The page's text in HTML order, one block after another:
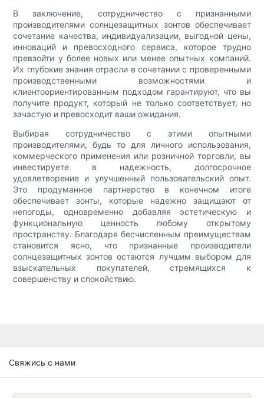
В заключение, сотрудничество с признанными
производителями солнцезащитных зонтов обеспечивает
сочетание качества, индивидуализации, выгодной цены,
инноваций и превосходного сервиса, которое трудно
превзойти у более новых или менее опытных компаний.
Их глубокие знания отрасли в сочетании с проверенными
производственными возможностями и
клиентоориентированным подходом гарантируют, что вы
получите продукт, который не только соответствует, но
зачастую и превосходит ваши ожидания.
Выбирая сотрудничество с этими опытными
производителями, будь то для личного использования,
коммерческого применения или розничной торговли, вы
инвестируете в надежность, долгосрочное
удовлетворение и улучшенный пользовательский опыт.
Это продуманное партнерство в конечном итоге
обеспечивает зонты, которые надежно защищают от
непогоды, одновременно добавляя эстетическую и
функциональную ценность любому открытому
пространству. Благодаря бесчисленным преимуществам
становится ясно, что признанные производители
солнцезащитных зонтов остаются лучшим выбором для
взыскательных покупателей, стремящихся к
совершенству и спокойствию.
Свяжись с нами